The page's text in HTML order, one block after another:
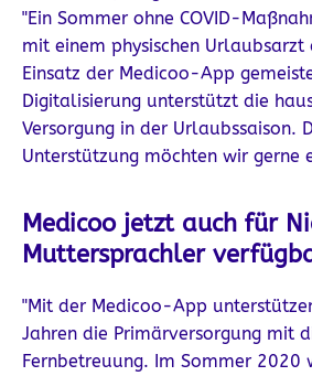
"Ein Sommer ohne COVID-
mit einem physischen
Einsatz der Medicoo-App
Digitalisierung unterstützt die
Versorgung in der Urlaubssaison.
Unterstützung möchten wir gerne
Medicoo jetzt auch für
Muttersprachler
"Mit der Medicoo-App
Jahren die Primärversorgung mit
Fernbetreuung. Im Sommer 2020